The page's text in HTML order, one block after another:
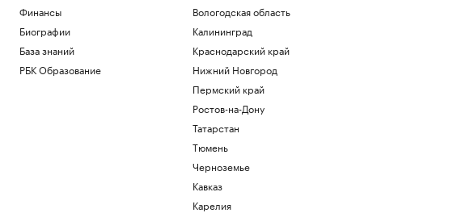
Финансы
Биографии
База знаний
РБК Образование
Вологодская область
Калининград
Краснодарский край
Нижний Новгород
Пермский край
Ростов-на-Дону
Татарстан
Тюмень
Черноземье
Кавказ
Карелия